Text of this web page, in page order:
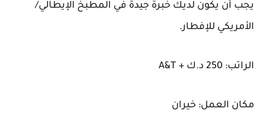
يجب أن يكون لديك خبرة جيدة في المطبخ الإيطالي/
الأمريكي للإفطار.
الراتب: 250 د.ك + A&T
مكان العمل: خيران